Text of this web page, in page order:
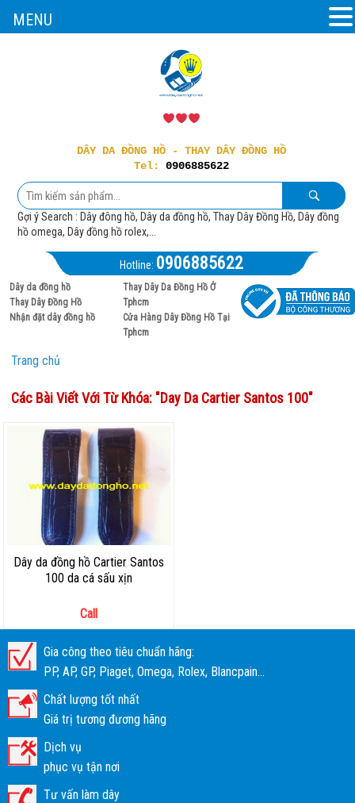
DÂY DA ĐỒNG HỒ - THAY DÂY ĐỒNG HỒ
Tel: 0906885622
Gợi ý Search : Dây đông hồ, Dây da đồng hồ, Thay Dây Đồng Hồ, Dây đồng
hồ omega, Dây đồng hồ rolex,...
Hotline: 0906885622
Dây da đồng hồ
Thay Dây Đồng Hồ
Nhận đặt dây đồng hồ
Thay Dây Da Đồng Hồ Ở
Tphcm
Cửa Hàng Dây Đồng Hồ Tại
Tphcm
Trang chủ
Các Bài Viết Với Từ Khóa: "Day Da Cartier Santos 100"
Dây da đồng hồ Cartier Santos
100 da cá sấu xịn
Call
Gia công theo tiêu chuẩn hãng:
PP, AP, GP, Piaget, Omega, Rolex, Blancpain...
Chất lượng tốt nhất
Giá trị tương đương hãng
Dịch vụ
phục vụ tận nơi
Tư vấn làm dây
MENU